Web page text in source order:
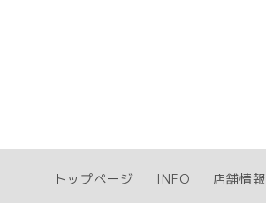
トップページ INFO 店舗情報